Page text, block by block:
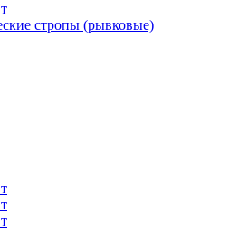
стропы (рывковые)